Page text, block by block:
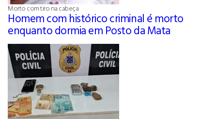
Morto com tiro na cabeça
Homem com histórico criminal é morto
enquanto dormia em Posto da Mata